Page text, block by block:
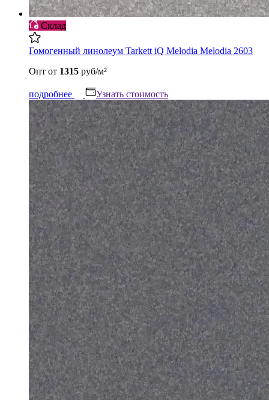
Склад
Гомогенный линолеум Tarkett iQ Melodia Melodia 2603
Опт от 1315 руб/м²
подробнее Узнать стоимость